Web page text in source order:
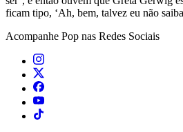
ficam tipo, ‘Ah, bem, talvez eu não
Acompanhe Pop nas Redes Sociais